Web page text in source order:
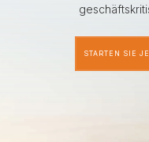
STARTEN SIE